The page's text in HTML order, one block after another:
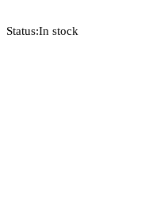
Status:In stock